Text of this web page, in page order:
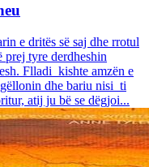
e dritës së saj dhe rrotul
tyre derdheshin
Flladi kishte amzën e
dhe bariu nisi ti
atij ju bë se dëgjoi...